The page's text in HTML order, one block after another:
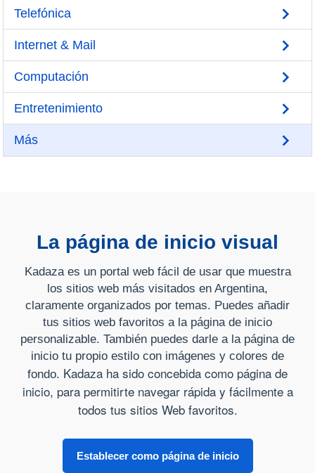
Telefónica
Internet & Mail
Computación
Entretenimiento
Más
La página de inicio visual
Kadaza es un portal web fácil de usar que muestra
los sitios web más visitados en Argentina,
claramente organizados por temas. Puedes añadir
tus sitios web favoritos a la página de inicio
personalizable. También puedes darle a la página de
inicio tu propio estilo con imágenes y colores de
fondo. Kadaza ha sido concebida como página de
inicio, para permitirte navegar rápida y fácilmente a
todos tus sitios Web favoritos.
Establecer como página de inicio